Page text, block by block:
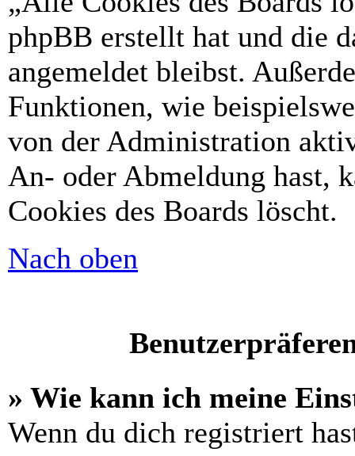
phpBB erstellt hat und die
angemeldet bleibst.
Funktionen, wie
von der Administration
An- oder Abmeldung hast,
Cookies des Boards löscht.
Nach oben
» Wie kann ich meine
Wenn du dich registriert